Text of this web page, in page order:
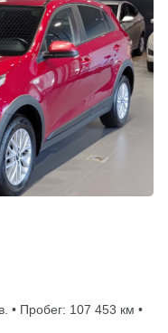
• Пробег: 107 453 км •